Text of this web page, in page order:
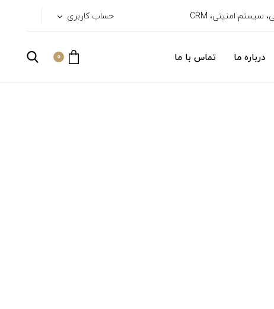
حساب کاربری
درباره ما تماس با ما 0